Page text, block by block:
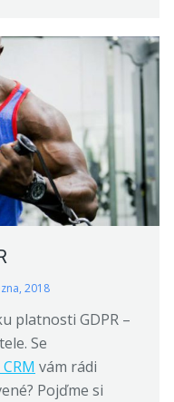
2018
platnosti GDPR –
Se
vám rádi
Pojďme si